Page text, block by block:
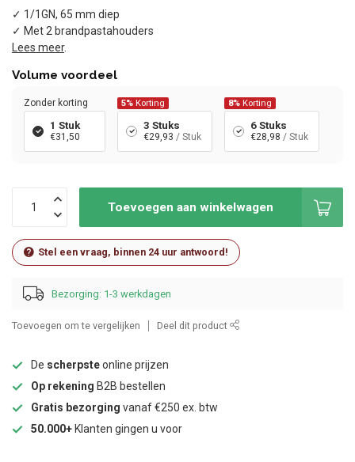
✓ 1/1GN, 65 mm diep
✓ Met 2 brandpastahouders
Lees meer.
Volume voordeel
Zonder korting
1 Stuk
€31,50
5% Korting
3 Stuks
€29,93 / Stuk
8% Korting
6 Stuks
€28,98 / Stuk
Toevoegen aan winkelwagen
Stel een vraag, binnen 24 uur antwoord!
Bezorging: 1-3 werkdagen
Toevoegen om te vergelijken Deel dit product
De scherpsteonline prijzen
Op rekening B2B bestellen
Gratis bezorging vanaf €250 ex. btw
50.000+ Klanten gingen u voor